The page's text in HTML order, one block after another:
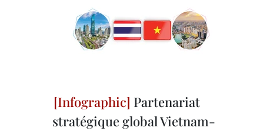
Partenariat
stratégique global Vietnam-